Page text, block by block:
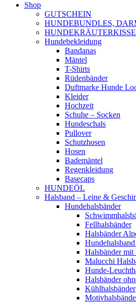
Shop
GUTSCHEIN
HUNDEBUNDLES,
Hundebekleidung
Bandanas
Mäntel
T-Shirts
Rüdenbänder
Duftmarke Hunde
Kleider
Hochzeit
Schuhe – Socken
Hundeschals
Pullover
Schutzhosen
Hosen
Bademäntel
Regenkleidung
Basecaps
HUNDEÖL
Halsband – Leine &
Hundehalsbänder
Fellhalsbänder
Halsbänder
Halsbänder mit
Malucchi
Hunde-
Halsbänder
Kühlhalsbänder